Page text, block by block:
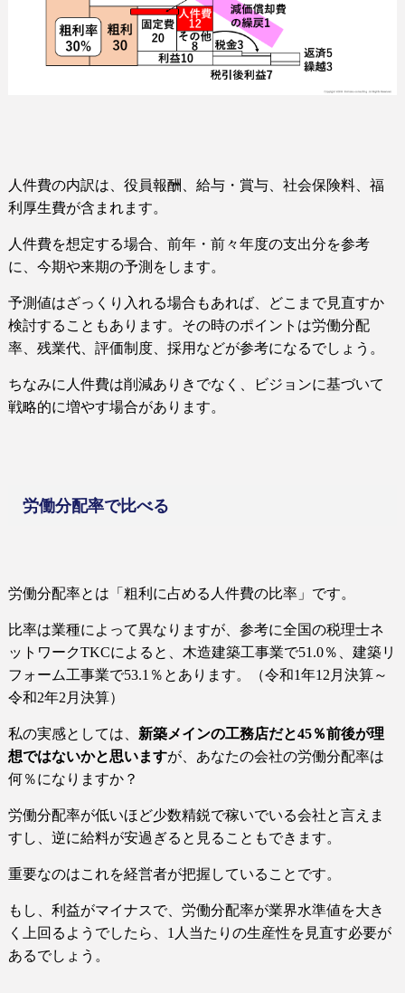
人件費の内訳は、役員報酬、給与・賞与、社会保険料、 福
利厚生費が含まれます。
人件費を想定する場合、前年・前々年度の支出分を参考
に、今期や来期の予測をします。
予測値はざっくり入れる場合もあれば、どこまで見直すか
検討することもあります。その時のポイントは労働分配
率、残業代、評価制度、採用などが参考になるでしょう。
ちなみに人件費は削減ありきでなく、ビジョンに基づいて
戦略的に増やす場合があります。
労働分配率で比べる
労働分配率とは「粗利に占める人件費の比率」です。
比率は業種によって異なりますが、参考に全国の税理士ネ
ットワークTKCによると、木造建築工事業で51.0％、建築リ
フォーム工事業で53.1 ％とあります。（令和1年12 月決算～
令和2年2 月決算）
私の実感としては、 新築メインの工務店だと45％前後が理
想ではないかと思いますが、あなたの会社の労働分配率は
何％になりますか？
労働分配率が低いほど少数精鋭で稼いでいる会社と言えま
すし、逆に給料が安過ぎると見ることもできます。
重要なのはこれを経営者が把握していることです。
もし、利益がマイナスで、労働分配率が業界水準値を大き
く上回るようでしたら、 1 人当たりの生産性を見直す必要が
あるでしょう。